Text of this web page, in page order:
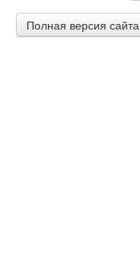
Полная версия сайта